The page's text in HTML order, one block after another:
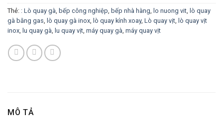
Thẻ: : Lò quay gà, bếp công nghiệp, bếp nhà hàng, lo nuong vit, lò quay
gà bằng gas, lò quay gà inox, lò quay kính xoay, Lò quay vịt, lò quay vịt
inox, lu quay gà, lu quay vịt, máy quay gà, máy quay vịt
MÔ TẢ